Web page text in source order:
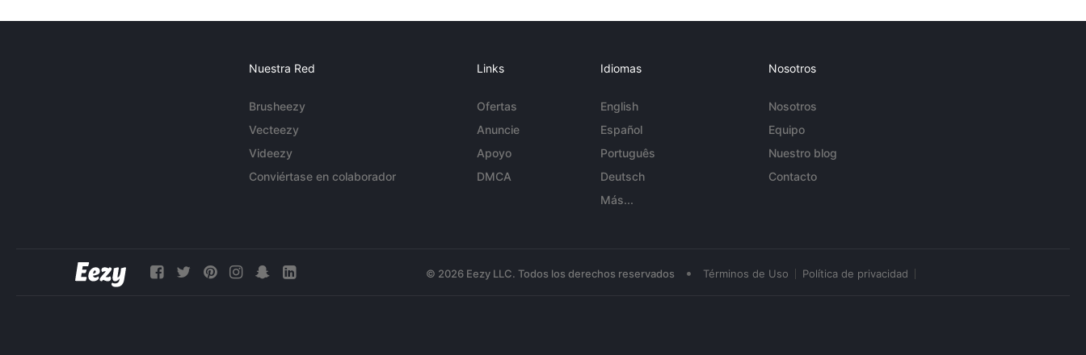
Nuestra Red
Brusheezy
Vecteezy
Videezy
Conviértase en colaborador
Links
Ofertas
Anuncie
Apoyo
DMCA
Idiomas
English
Español
Português
Deutsch
Más...
Nosotros
Nosotros
Equipo
Nuestro blog
Contacto
© 2026 Eezy LLC. Todos los derechos reservados • Términos de Uso Política de privacidad